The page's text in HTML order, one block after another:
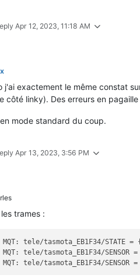
Apr 12, 2023, 11:18 AM
j'ai exactement le même constat
côté linky). Des erreurs en
mode standard du coup.
Apr 13, 2023, 3:56 PM
trames :
MQT: tele/tasmota_EB1F34/STATE =
MQT: tele/tasmota_EB1F34/SENSOR
MQT: tele/tasmota_EB1F34/SENSOR